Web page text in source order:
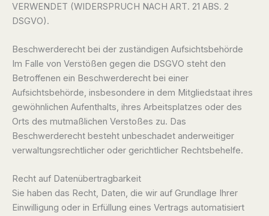
VERWENDET (WIDERSPRUCH NACH ART. 21 ABS. 2
DSGVO).
Beschwerde­recht bei der zuständigen Aufsichts­behörde
Im Falle von Verstößen gegen die DSGVO steht den
Betroffenen ein Beschwerderecht bei einer
Aufsichtsbehörde, insbesondere in dem Mitgliedstaat ihres
gewöhnlichen Aufenthalts, ihres Arbeitsplatzes oder des
Orts des mutmaßlichen Verstoßes zu. Das
Beschwerderecht besteht unbeschadet anderweitiger
verwaltungsrechtlicher oder gerichtlicher Rechtsbehelfe.
Recht auf Daten­übertrag­barkeit
Sie haben das Recht, Daten, die wir auf Grundlage Ihrer
Einwilligung oder in Erfüllung eines Vertrags automatisiert